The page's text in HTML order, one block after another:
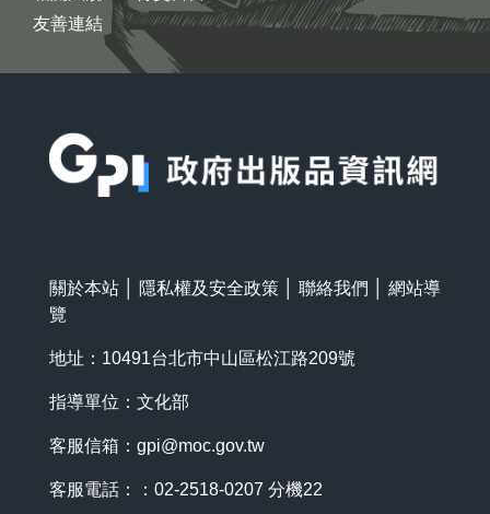
友善連結
關於本站 隱私權及安全政策 聯絡我們
網站導
覽
地址：10491台北市中山區松江路209號
指導單位：文化部
客服信箱： gpi@moc.gov.tw
客服電話：：02-2518-0207 分機22